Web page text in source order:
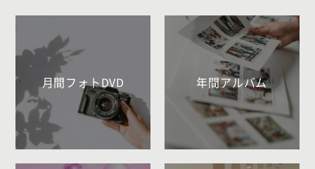
月間フォトDVD 年間アルバム